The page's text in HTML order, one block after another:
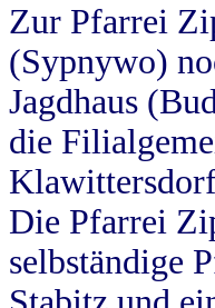
Zur Pfarrei
(Sypnywo)
Jagdhaus
die
Die Pfarrei
selbständige